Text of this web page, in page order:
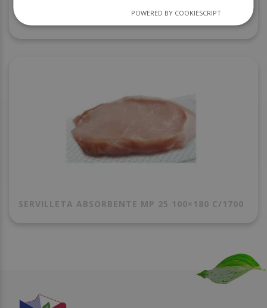
BANDEJA CORCHO CXI-90 NEGRA 250X175X20
SERVILLETA ABSORBENTE MP 25 100×180 C/1700
POWERED BY COOKIESCRIPT